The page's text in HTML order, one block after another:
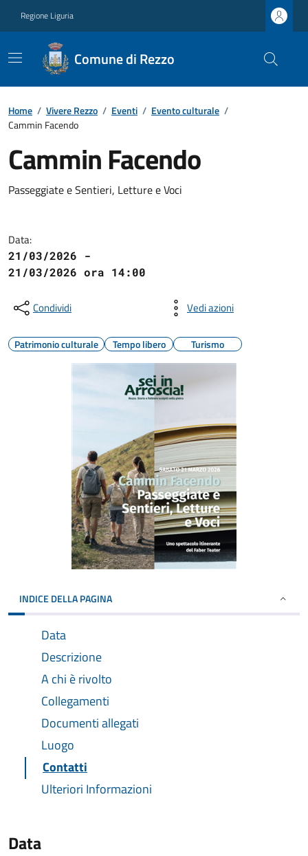
Regione Liguria
Comune di Rezzo
Home / Vivere Rezzo / Eventi / Evento culturale /
Cammin Facendo
Cammin Facendo
Passeggiate e Sentieri, Letture e Voci
Data:
21/03/2026 -
21/03/2026 ora 14:00
Condividi Vedi azioni
Patrimonio culturale Tempo libero Turismo
INDICE DELLA PAGINA
Data
Descrizione
A chi è rivolto
Collegamenti
Documenti allegati
Luogo
Contatti
Ulteriori Informazioni
Data